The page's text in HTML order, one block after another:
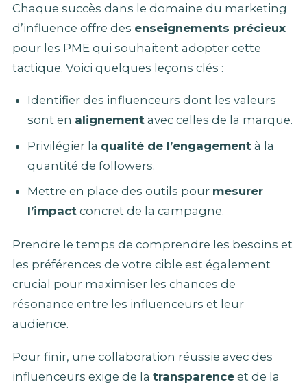
Chaque succès dans le domaine du marketing
d’influence offre des enseignements précieux
pour les PME qui souhaitent adopter cette
tactique. Voici quelques leçons clés :
Identifier des influenceurs dont les valeurs
sont en alignementavec celles de la marque.
Privilégier la qualité de l’engagementà la
quantité de followers.
Mettre en place des outils pour mesurer
l’impactconcret de la campagne.
Prendre le temps de comprendre les besoins et
les préférences de votre cible est également
crucial pour maximiser les chances de
résonance entre les influenceurs et leur
audience.
Pour finir, une collaboration réussie avec des
influenceurs exige de la transparence et de la